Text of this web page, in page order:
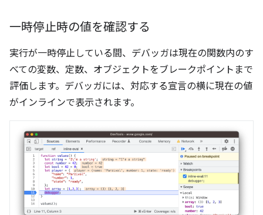
一時停止時の値を確認する
実行が一時停止している間、デバッガは現在の関数内のす
べての変数、定数、オブジェクトをブレークポイントまで
評価します。デバッガには、対応する宣言の横に現在の値
がインラインで表示されます。